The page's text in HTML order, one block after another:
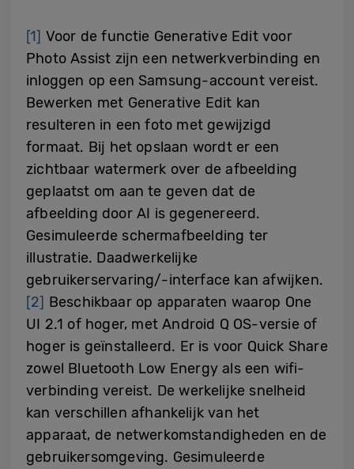
[1] Voor de functie Generative Edit voor
Photo Assist zijn een netwerkverbinding en
inloggen op een Samsung-account vereist.
Bewerken met Generative Edit kan
resulteren in een foto met gewijzigd
formaat. Bij het opslaan wordt er een
zichtbaar watermerk over de afbeelding
geplaatst om aan te geven dat de
afbeelding door AI is gegenereerd.
Gesimuleerde schermafbeelding ter
illustratie. Daadwerkelijke
gebruikerservaring/-interface kan afwijken.
[2] Beschikbaar op apparaten waarop One
UI 2.1 of hoger, met Android Q OS-versie of
hoger is geïnstalleerd. Er is voor Quick Share
zowel Bluetooth Low Energy als een wifi-
verbinding vereist. De werkelijke snelheid
kan verschillen afhankelijk van het
apparaat, de netwerkomstandigheden en de
gebruikersomgeving. Gesimuleerde